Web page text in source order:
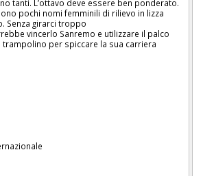
tanti. L’ottavo deve essere ben ponderato.
pochi nomi femminili di rilievo in lizza
Senza girarci troppo
vincerlo Sanremo e utilizzare il palco
trampolino per spiccare la sua carriera